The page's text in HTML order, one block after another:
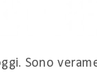
Sono